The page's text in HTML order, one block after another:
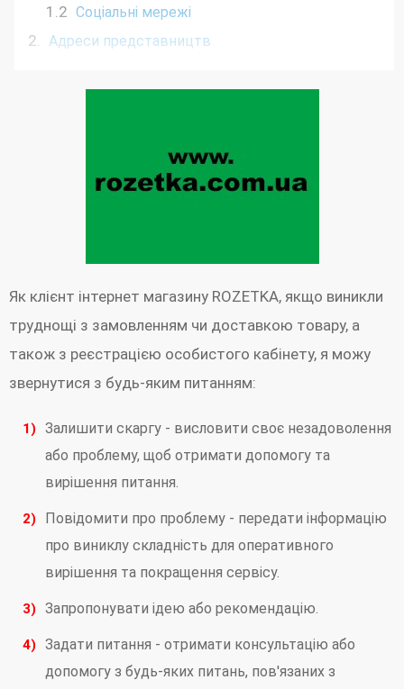
1.2 Соціальні мережі
2. Адреси представництв
Як клієнт інтернет магазину ROZETKA, якщо виникли
труднощі з замовленням чи доставкою товару, а
також з реєстрацією особистого кабінету, я можу
звернутися з будь-яким питанням:
Залишити скаргу - висловити своє незадоволення
або проблему, щоб отримати допомогу та
вирішення питання.
Повідомити про проблему - передати інформацію
про виниклу складність для оперативного
вирішення та покращення сервісу.
Запропонувати ідею або рекомендацію.
Задати питання - отримати консультацію або
допомогу з будь-яких питань, пов'язаних з